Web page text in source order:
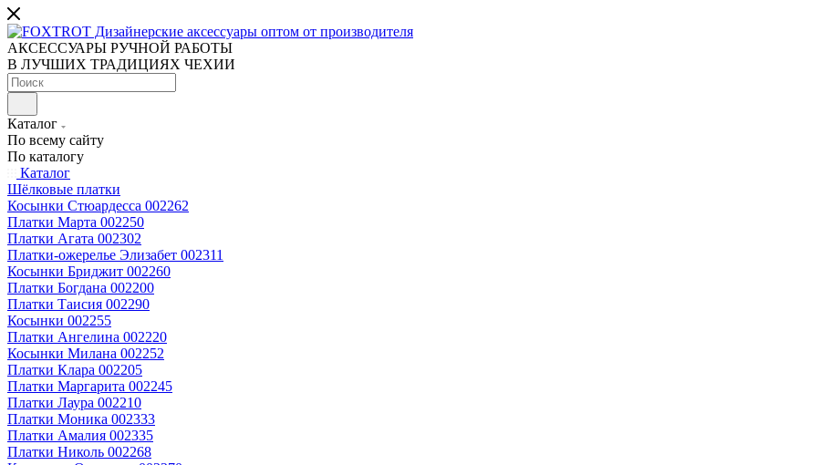
АКСЕССУАРЫ РУЧНОЙ РАБОТЫ
В ЛУЧШИХ ТРАДИЦИЯХ ЧЕХИИ
Каталог
По всему сайту
По каталогу
Каталог
Шёлковые платки
Косынки Стюардесса 002262
Платки Марта 002250
Платки Агата 002302
Платки-ожерелье Элизабет 002311
Косынки Бриджит 002260
Платки Богдана 002200
Платки Таисия 002290
Косынки 002255
Платки Ангелина 002220
Косынки Милана 002252
Платки Клара 002205
Платки Маргарита 002245
Платки Лаура 002210
Платки Моника 002333
Платки Амалия 002335
Платки Николь 002268